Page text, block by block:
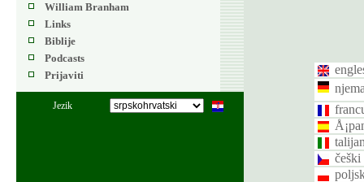
William Branham
Links
Biblije
Podcasts
Prijaviti
Jezik
češki